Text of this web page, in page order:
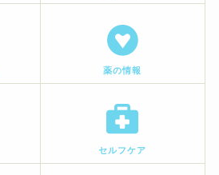
薬の情報
セルフケア